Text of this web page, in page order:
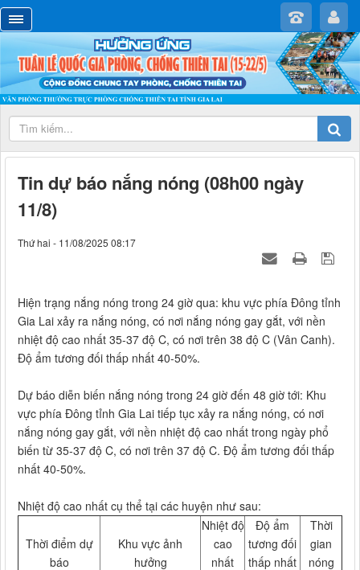
Tin dự báo nắng nóng (08h00 ngày
11/8)
Thứ hai - 11/08/2025 08:17
Hiện trạng nắng nóng trong 24 giờ qua: khu vực phía Đông tỉnh
Gia Lai xảy ra nắng nóng, có nơi nắng nóng gay gắt, với nền
nhiệt độ cao nhất 35-37 độ C, có nơi trên 38 độ C (Vân Canh).
Độ ẩm tương đối thấp nhất 40-50%.
Dự báo diễn biến nắng nóng trong 24 giờ đến 48 giờ tới: Khu
vực phía Đông tỉnh Gia Lai tiếp tục xảy ra nắng nóng, có nơi
nắng nóng gay gắt, với nền nhiệt độ cao nhất trong ngày phổ
biến từ 35-37 độ C, có nơi trên 37 độ C. Độ ẩm tương đối thấp
nhất 40-50%.
Nhiệt độ cao nhất cụ thể tại các huyện như sau:
Thời điểm dự
báo
Khu vực ảnh
hưởng
Nhiệt độ
cao
nhất
Độ ẩm
tương đối
thấp nhất
Thời
gian
nóng